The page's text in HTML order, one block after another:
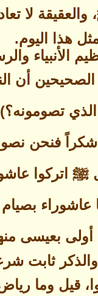
لا تعاد
هذا اليوم.
الأنبياء
أن
فنحن
اتركوا
عاشوراء
أولى بعيسى
ثابت
قيل وما